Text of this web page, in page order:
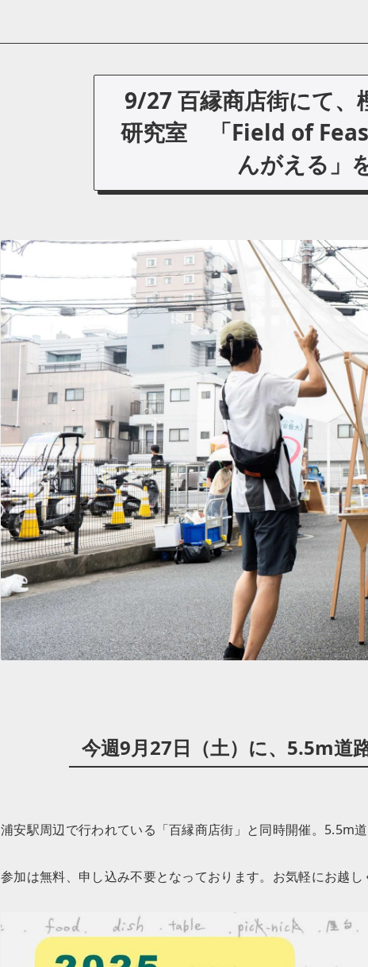
9/27 百縁商店街にて、
研究室 「Field of
んがえる」
今週9月27日（土）に、5.5m道
浦安駅周辺で行われている「百縁商店街」と同時開催。5.5m
参加は無料、申し込み不要となっております。お気軽にお越し